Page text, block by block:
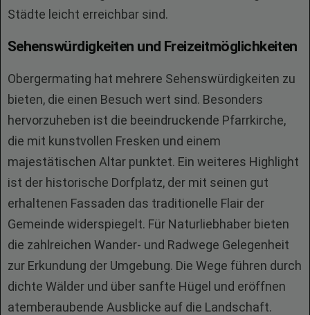
Städte leicht erreichbar sind.
Sehenswürdigkeiten und Freizeitmöglichkeiten
Obergermating hat mehrere Sehenswürdigkeiten zu
bieten, die einen Besuch wert sind. Besonders
hervorzuheben ist die beeindruckende Pfarrkirche,
die mit kunstvollen Fresken und einem
majestätischen Altar punktet. Ein weiteres Highlight
ist der historische Dorfplatz, der mit seinen gut
erhaltenen Fassaden das traditionelle Flair der
Gemeinde widerspiegelt. Für Naturliebhaber bieten
die zahlreichen Wander- und Radwege Gelegenheit
zur Erkundung der Umgebung. Die Wege führen durch
dichte Wälder und über sanfte Hügel und eröffnen
atemberaubende Ausblicke auf die Landschaft.